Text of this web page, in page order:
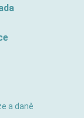
a daně